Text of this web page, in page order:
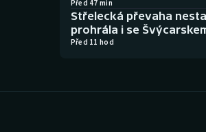
Před 47 min
Střelecká převaha
prohrála i se
Před 11 hod